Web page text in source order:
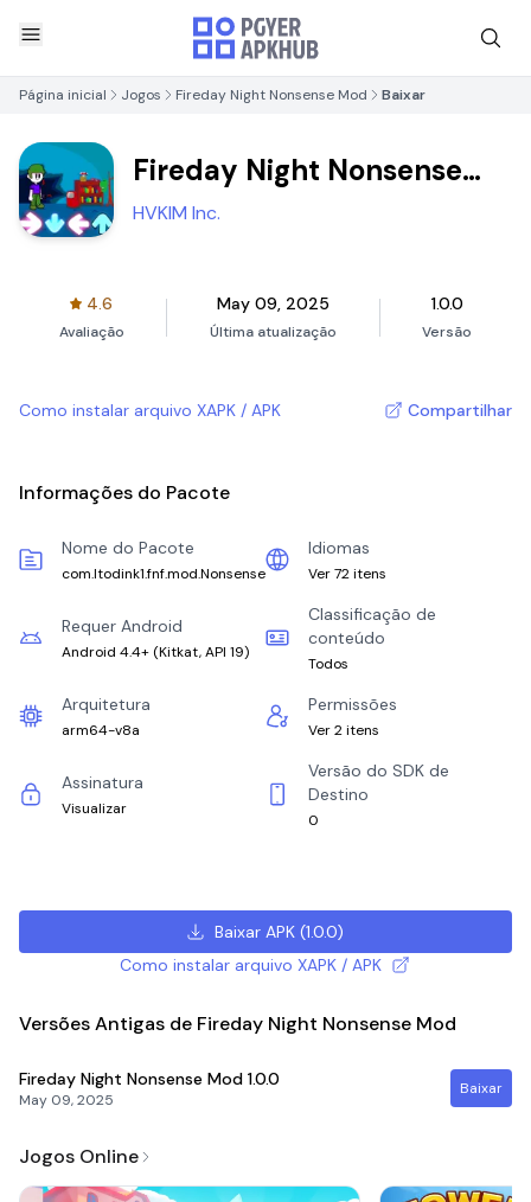
Página inicial Jogos Fireday Night Nonsense Mod Baixar
Fireday Night Nonsense
Mod
HVKIM Inc.
4.6
Avaliação
May 09, 2025
Última atualização
1.0.0
Versão
Como instalar arquivo XAPK / APK Compartilhar
Informações do Pacote
Nome do Pacote
com.ltodink1.fnf.mod.Nonsense
Idiomas
Ver 72 itens
Requer Android
Android 4.4+ (Kitkat, API 19)
Classificação de
conteúdo
Todos
Arquitetura
arm64-v8a
Permissões
Ver 2 itens
Assinatura
Visualizar
Versão do SDK de
Destino
0
Baixar APK (1.0.0)
Como instalar arquivo XAPK / APK
Versões Antigas de Fireday Night Nonsense Mod
Fireday Night Nonsense Mod 1.0.0
May 09, 2025
Baixar
Jogos Online